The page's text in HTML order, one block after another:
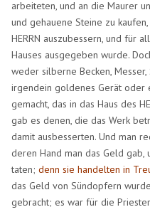
arbeiteten, und an die Maurer
und gehauene Steine zu
HERRN auszubessern, und für
Hauses ausgegeben wurde.
weder silberne Becken,
irgendein goldenes Gerät oder
gemacht, das in das Haus des
gab es denen, die das Werk
damit ausbesserten. Und man
deren Hand man das Geld
taten;denn sie handelten in
das Geld von Sündopfern
gebracht; es war für die